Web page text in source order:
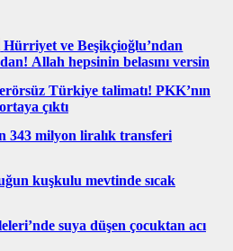
Hürriyet ve Beşikçioğlu’ndan
Allah hepsinin belasını versin
Türkiye talimatı! PKK’nın
çıktı
343 milyon liralık transferi
kuşkulu mevtinde sıcak
suya düşen çocuktan acı